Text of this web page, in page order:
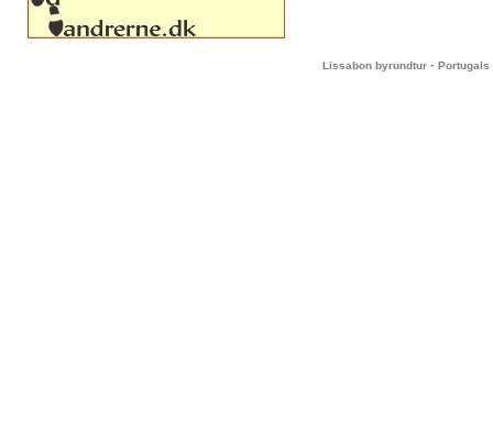
Lissabon byrundtur - Portugals